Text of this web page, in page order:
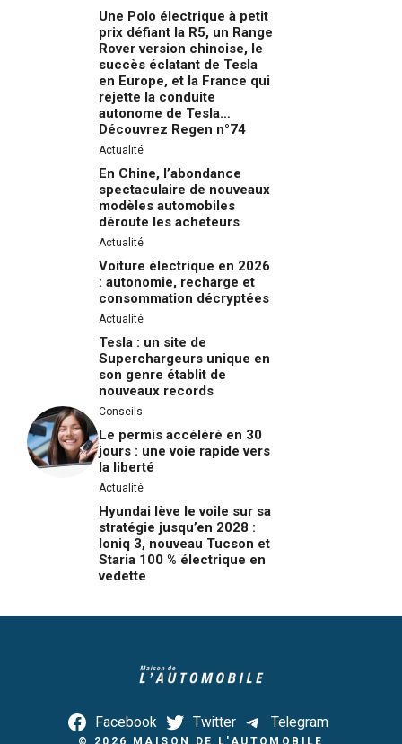
Une Polo électrique à petit
prix défiant la R5, un Range
Rover version chinoise, le
succès éclatant de Tesla
en Europe, et la France qui
rejette la conduite
autonome de Tesla…
Découvrez Regen n°74
Actualité
En Chine, l’abondance
spectaculaire de nouveaux
modèles automobiles
déroute les acheteurs
Actualité
Voiture électrique en 2026
: autonomie, recharge et
consommation décryptées
Actualité
Tesla : un site de
Superchargeurs unique en
son genre établit de
nouveaux records
Conseils
Le permis accéléré en 30
jours : une voie rapide vers
la liberté
Actualité
Hyundai lève le voile sur sa
stratégie jusqu’en 2028 :
Ioniq 3, nouveau Tucson et
Staria 100 % électrique en
vedette
Facebook Twitter Telegram
© 2026 MAISON DE L'AUTOMOBILE